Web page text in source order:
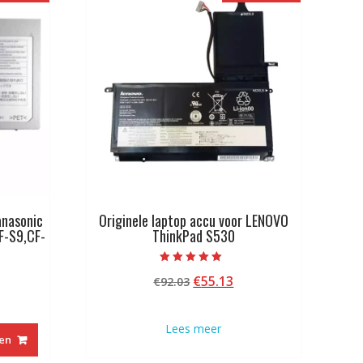
S9,CF-
Originele laptop accu voor LENOVO
ThinkPad S530
5.00
van 5
€92.03 Oorspronkelijke
€92.03.
€55.13
Lees meer